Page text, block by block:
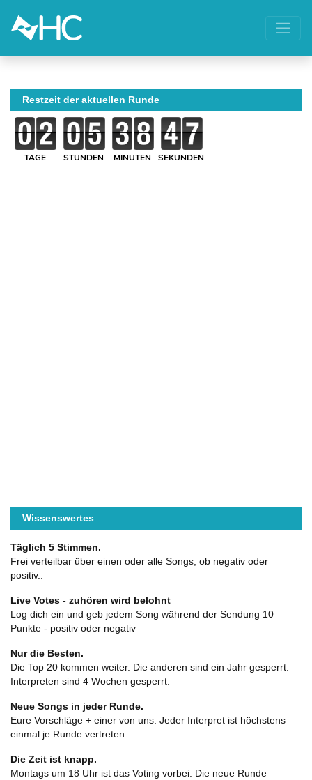
Restzeit der aktuellen Runde
TAGE STUNDEN MINUTEN SEKUNDEN
Wissenswertes
Täglich 5 Stimmen.
Frei verteilbar über einen oder alle Songs, ob negativ oder
positiv..
Live Votes - zuhören wird belohnt
Log dich ein und geb jedem Song während der Sendung 10
Punkte - positiv oder negativ
Nur die Besten.
Die Top 20 kommen weiter. Die anderen sind ein Jahr gesperrt.
Interpreten sind 4 Wochen gesperrt.
Neue Songs in jeder Runde.
Eure Vorschläge + einer von uns. Jeder Interpret ist höchstens
einmal je Runde vertreten.
Die Zeit ist knapp.
Montags um 18 Uhr ist das Voting vorbei. Die neue Runde